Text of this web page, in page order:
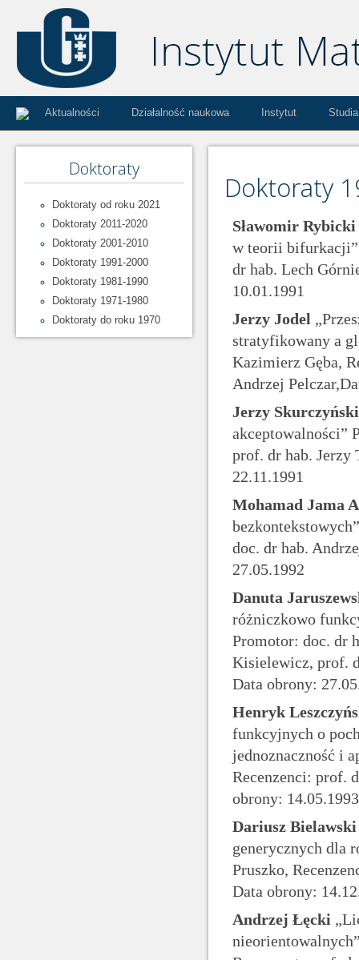
Aktualności Działalność naukowa Instytut Studia
Doktoraty
Doktoraty od roku 2021
Doktoraty 2011-2020
Doktoraty 2001-2010
Doktoraty 1991-2000
Doktoraty 1981-1990
Doktoraty 1971-1980
Doktoraty do roku 1970
Doktoraty
Sławomir Rybicki
w teorii bifurkacji”
dr hab. Lech
10.01.1991
Jerzy Jodel
stratyfikowany a
Kazimierz Gęba,
Andrzej
Jerzy Skurczyński
akceptowalności”
prof. dr hab. Jerzy
22.11.1991
Mohamad Jama
doc. dr hab.
27.05.1992
Danuta
różniczkowo
Promotor: doc. dr
Kisielewicz, prof.
Data obrony:
Henryk
funkcyjnych o
jednoznaczność i
Recenzenci: prof.
obrony: 14.05.1993
Dariusz Bielawski
generycznych dla
Pruszko,
Data obrony:
Andrzej Łęcki